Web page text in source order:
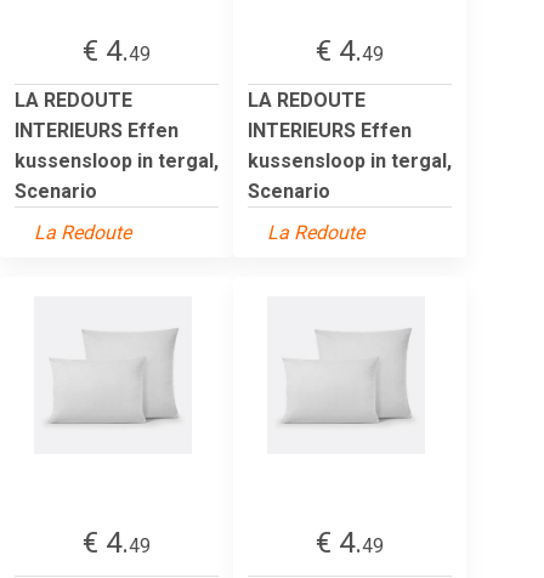
€ 4.49
LA REDOUTE
INTERIEURS Effen
kussensloop in tergal,
Scenario
La Redoute
€ 4.49
LA REDOUTE
INTERIEURS Effen
kussensloop in tergal,
Scenario
La Redoute
€ 4.49
€ 4.49